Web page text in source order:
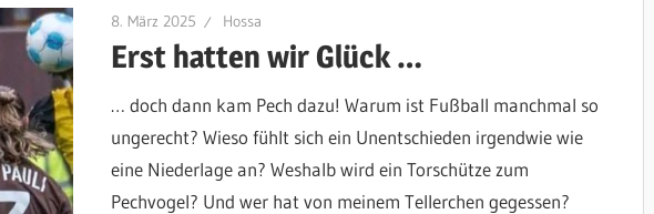
8. März 2025 Hossa
Erst hatten wir Glück …
… doch dann kam Pech dazu! Warum ist Fußball manchmal so
ungerecht? Wieso fühlt sich ein Unentschieden irgendwie wie
eine Niederlage an? Weshalb wird ein Torschütze zum
Pechvogel? Und wer hat von meinem Tellerchen gegessen?